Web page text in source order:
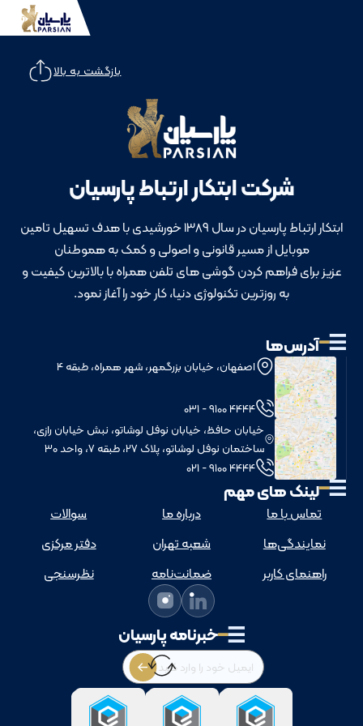
بازگشت به بالا
شرکت ابتکار ارتباط پارسیان
ابتکار ارتباط پارسیان در سال 1389 خورشیدی با هدف تسهیل تامین
موبایل از مسیر قانونی و اصولی و کمک به هموطنان
عزیز برای فراهم کردن گوشی های تلفن همراه با بالاترین کیفیت و
به روزترین تکنولوژی دنیا، کار خود را آغاز نمود.
لینک های مهم
تماس با ما درباره ما
سوالات
نمایندگی‌ها
شعبه تهران
دفتر مرکزی
راهنمای کاربر
ضمانت‌نامه نظرسنجی
آدرس‌ها
اصفهان، خیابان بزرگمهر، شهر همراه، طبقه 4
4444 9100 - 031
خيابان حافظ، خيابان نوفل لوشاتو، نبش خيابان رازی،
ساختمان نوفل لوشاتو، پلاک 27، طبقه 7، واحد 30
4444 9100 - 021
خبرنامه پارسیان